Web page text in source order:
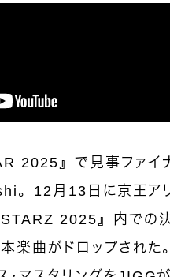
2025』で見事ファイ
。12月13日に京王ア
STARZ 2025』内での
楽曲がドロップされた